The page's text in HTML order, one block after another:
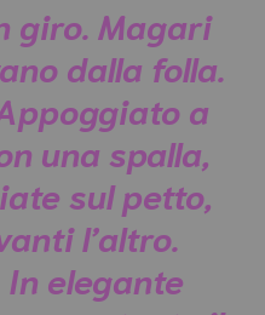
giro. Magari
dalla folla.
a
una spalla,
sul petto,
l’altro.
elegante